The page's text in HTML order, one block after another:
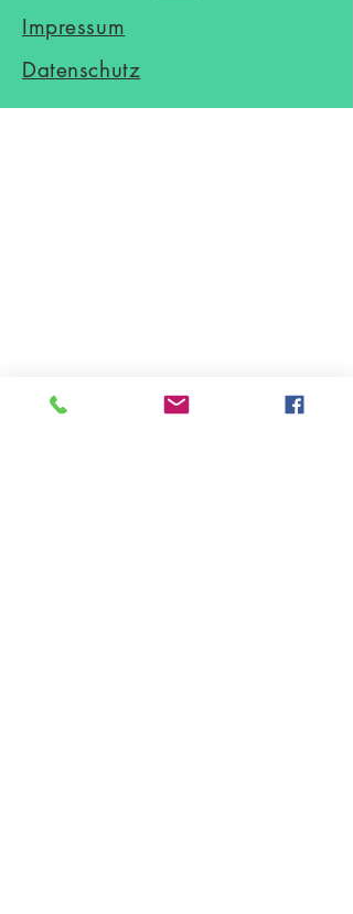
Impressum
Datenschutz